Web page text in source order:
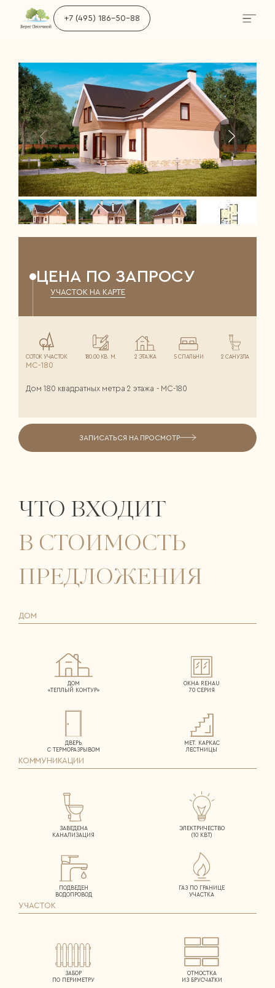
+7 (495) 186-50-88
ЦЕНА ПО ЗАПРОСУ
УЧАСТОК НА КАРТЕ
СОТОК УЧАСТОК 180.00 КВ. М. 2 ЭТАЖА 5 СПАЛЬНИ 2 САНУЗЛА
МС-180
Дом 180 квадратных метра 2 этажа - МС-180
ЗАПИСАТЬСЯ НА ПРОСМОТР
ЧТО ВХОДИТ
В СТОИМОСТЬ
ПРЕДЛОЖЕНИЯ
ДОМ
ДОМ
«ТЕПЛЫЙ КОНТУР»
ОКНА REHAU
70 СЕРИЯ
ДВЕРЬ
С ТЕРМОРАЗРЫВОМ
МЕТ. КАРКАС
ЛЕСТНИЦЫ
КОММУНИКАЦИИ
ЗАВЕДЕНА
КАНАЛИЗАЦИЯ
ЭЛЕКТРИЧЕСТВО
(10 КВТ)
ПОДВЕДЕН
ВОДОПРОВОД
ГАЗ ПО ГРАНИЦЕ
УЧАСТКА
УЧАСТОК
ЗАБОР
ПО ПЕРИМЕТРУ
ОТМОСТКА
ИЗ БРУСЧАТКИ